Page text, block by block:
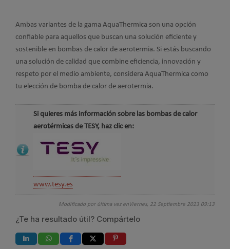
Ambas variantes de la gama AquaThermica son una opción
confiable para aquellos que buscan una solución eficiente y
sostenible en bombas de calor de aerotermia. Si estás buscando
una solución de calidad que combine eficiencia, innovación y
respeto por el medio ambiente, considera AquaThermica como
tu elección de bomba de calor de aerotermia.
Si quieres más información sobre las bombas de calor
aerotérmicas de TESY, haz clic en:
www.tesy.es
Modificado por última vez enViernes, 22 Septiembre 2023 09:13
¿Te ha resultado útil? Compártelo